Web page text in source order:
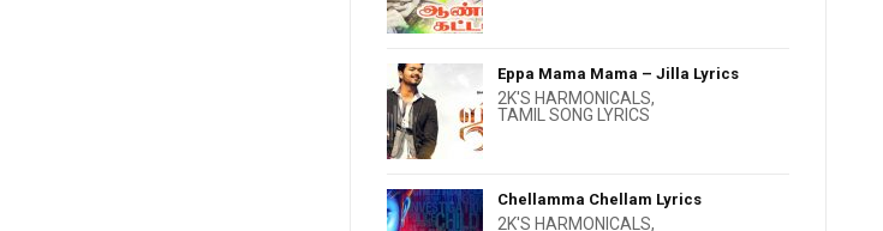
Eppa Mama Mama – Jilla Lyrics
2K'S HARMONICALS,
TAMIL SONG LYRICS
Chellamma Chellam Lyrics
2K'S HARMONICALS,